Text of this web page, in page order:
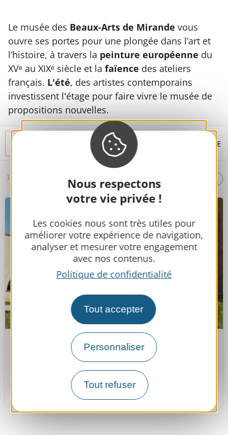
Nous respectons
votre vie privée !
Les cookies nous sont très utiles pour
améliorer votre expérience de navigation,
analyser et mesurer votre engagement
avec nos contenus.
Politique de confidentialité
Tout accepter
Personnaliser
Tout refuser
Le musée des Beaux-Arts de Mirande vous
ouvre ses portes pour une plongée dans l’art et
l’histoire, à travers la peinture européenne du
XVᵉ au XIXᵉ siècle et la faïence des ateliers
français. L'été, des artistes contemporains
investissent l'étage pour faire vivre le musée de
propositions nouvelles.
1
ALÉATOIRE
Musée des Beaux-Arts